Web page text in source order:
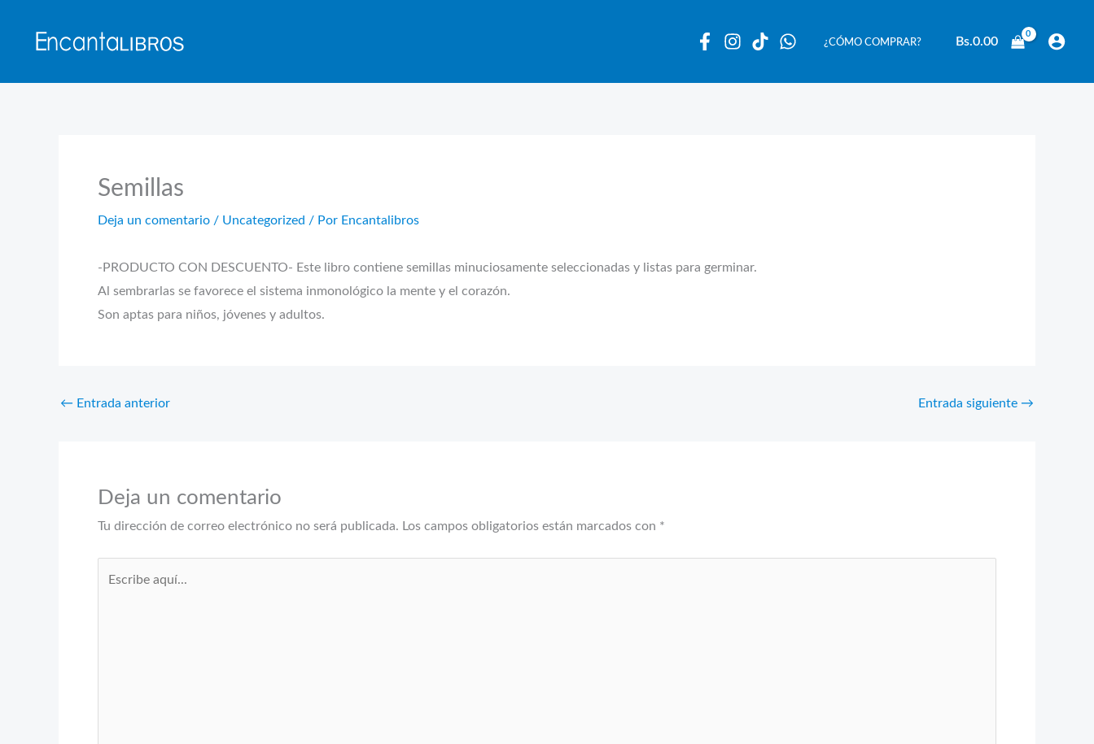
¿CÓMO COMPRAR? Bs.0.00
Semillas
Deja un comentario / Uncategorized / Por Encantalibros
-PRODUCTO CON DESCUENTO- Este libro contiene semillas minuciosamente seleccionadas y listas para germinar.
Al sembrarlas se favorece el sistema inmonológico la mente y el corazón.
Son aptas para niños, jóvenes y adultos.
← Entrada anterior Entrada siguiente →
Deja un comentario
Tu dirección de correo electrónico no será publicada. Los campos obligatorios están marcados con *